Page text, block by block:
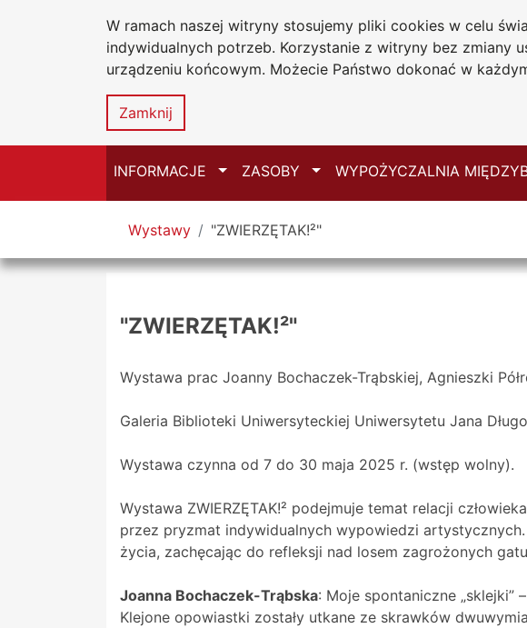
W ramach naszej witryny stosujemy pliki cookies w celu
indywidualnych potrzeb. Korzystanie z witryny bez zmiany
urządzeniu końcowym. Możecie Państwo dokonać w
Zamknij
Przejdź do głównego menu
Przejdź do treści
Przejdź do wyszukiwarki
Przejdź do mapy serwisuBiblioteka Uniwersytecka
Uniwersytetu Jana
w Częstochowie
INFORMACJE Przełącz
ZASOBY Przełącz
WYPOŻYCZALNIA
Tutaj jesteś
Wystawy "ZWIERZĘTAK!²"
"ZWIERZĘTAK!²"
Wystawa prac Joanny Bochaczek-Trąbskiej, Agnieszki
Galeria Biblioteki Uniwersyteckiej Uniwersytetu Jana
Wystawa czynna od 7 do 30 maja 2025 r. (wstęp wolny).
Wystawa ZWIERZĘTAK!² podejmuje temat relacji
przez pryzmat indywidualnych wypowiedzi
życia, zachęcając do refleksji nad losem zagrożonych
Joanna Bochaczek-Trąbska: Moje spontaniczne
Klejone opowiastki zostały utkane ze skrawków